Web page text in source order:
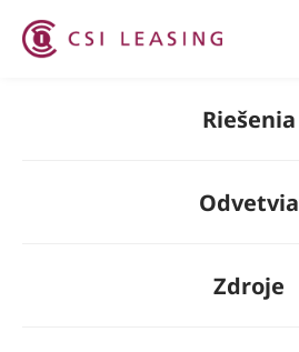
Singapore
Thailand
Riešenia
Odvetvia
Zdroje